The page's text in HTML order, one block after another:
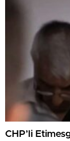
CHP’li